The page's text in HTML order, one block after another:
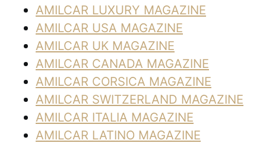
AMILCAR LUXURY MAGAZINE
AMILCAR USA MAGAZINE
AMILCAR UK MAGAZINE
AMILCAR CANADA MAGAZINE
AMILCAR CORSICA MAGAZINE
AMILCAR SWITZERLAND MAGAZINE
AMILCAR ITALIA MAGAZINE
AMILCAR LATINO MAGAZINE